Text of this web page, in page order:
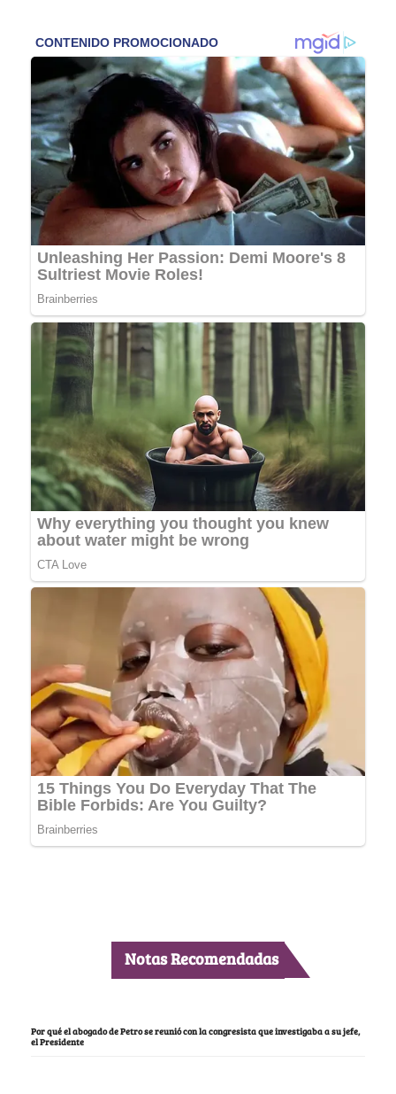
Notas Recomendadas
Por qué el abogado de Petro se reunió con la congresista que investigaba a su jefe,
el Presidente